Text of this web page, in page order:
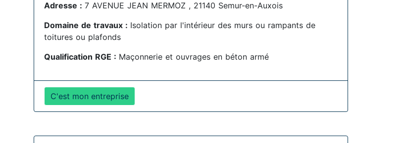
Adresse : 7 AVENUE JEAN MERMOZ , 21140 Semur-en-Auxois
Domaine de travaux : Isolation par l'intérieur des murs ou rampants de
toitures ou plafonds
Qualification RGE : Maçonnerie et ouvrages en béton armé
C'est mon entreprise